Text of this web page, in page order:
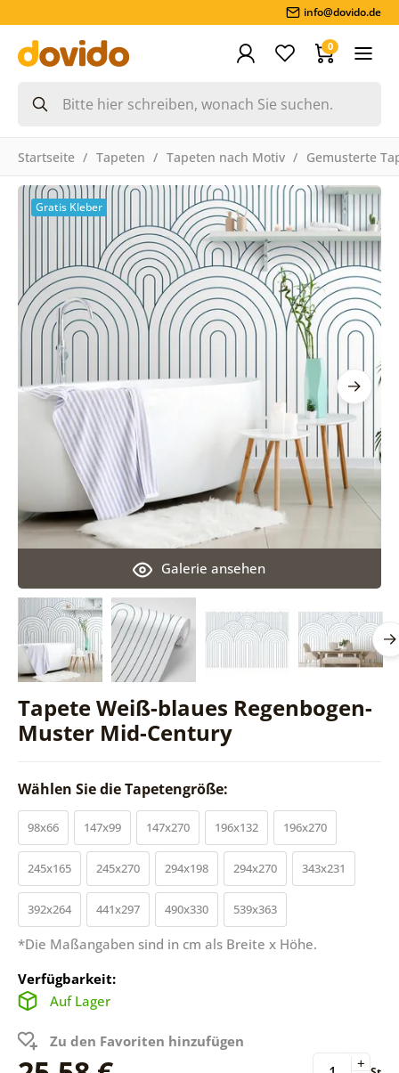
info@dovido.de
0
Startseite Tapeten Tapeten nach Motiv Gemusterte
Tapete Weiß-blaues Regenbogen-
Muster Mid-Century
Galerie ansehen
Gratis Kleber
Wählen Sie die Tapetengröße:
98x66 147x99 147x270 196x132 196x270
245x165 245x270 294x198 294x270 343x231
392x264 441x297 490x330 539x363
*Die Maßangaben sind in cm als Breite x Höhe.
Verfügbarkeit:
Auf Lager
Zu den Favoriten hinzufügen
+